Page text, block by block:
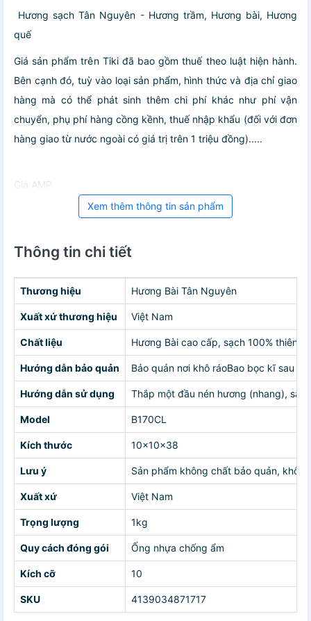
Hương sạch Tân Nguyên - Hương trầm, Hương bài, Hương
quế
Giá sản phẩm trên Tiki đã bao gồm thuế theo luật hiện hành.
Bên cạnh đó, tuỳ vào loại sản phẩm, hình thức và địa chỉ giao
hàng mà có thể phát sinh thêm chi phí khác như phí vận
chuyển, phụ phí hàng cồng kềnh, thuế nhập khẩu (đối với đơn
hàng giao từ nước ngoài có giá trị trên 1 triệu đồng).....
Giá AMP
Xem thêm thông tin sản phẩm
Thông tin chi tiết
Thương hiệu Hương Bài Tân Nguyên
Xuất xứ thương hiệu Việt Nam
Chất liệu Hương Bài cao cấp, sạch 100% thiên
Hướng dẫn bảo quản Bảo quản nơi khô ráoBao bọc kĩ sau
Hướng dẫn sử dụng Thắp một đầu nén hương (nhang),
Model B170CL
Kích thước 10x10x38
Lưu ý Sản phẩm không chất bảo quản,
Xuất xứ Việt Nam
Trọng lượng 1kg
Quy cách đóng gói Ống nhựa chống ẩm
Kích cỡ 10
SKU 4139034871717